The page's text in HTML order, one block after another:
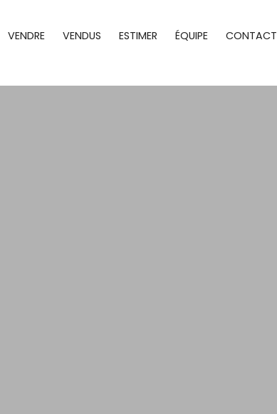
VENDRE VENDUS ESTIMER ÉQUIPE CONTACT